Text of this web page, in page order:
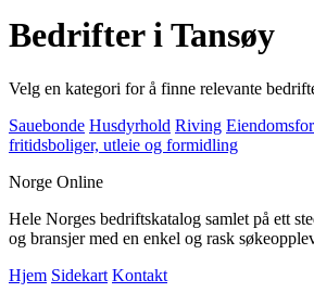
Bedrifter i Tansøy
Velg en kategori for å finne relevante
Sauebonde Husdyrhold Riving
fritidsboliger, utleie og formidling
Norge Online
Hele Norges bedriftskatalog samlet på ett
og bransjer med en enkel og rask
Hjem Sidekart Kontakt